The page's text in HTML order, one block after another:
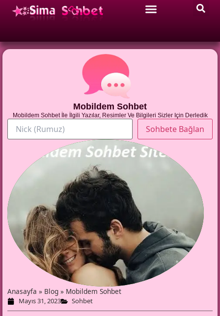
Mobildem Sohbet
Mobildem Sohbet İle İlgili Yazılar, Resimler Ve Bilgileri Sizler Için Derledik
Anasayfa » Blog » Mobildem Sohbet
Mayıs 31, 2023 Sohbet